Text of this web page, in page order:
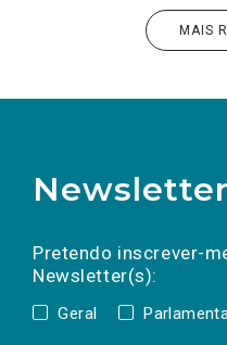
MAIS
Newsletter
Pretendo inscrever-
Newsletter(s):
Geral
a(s) newsletter(s).
mail